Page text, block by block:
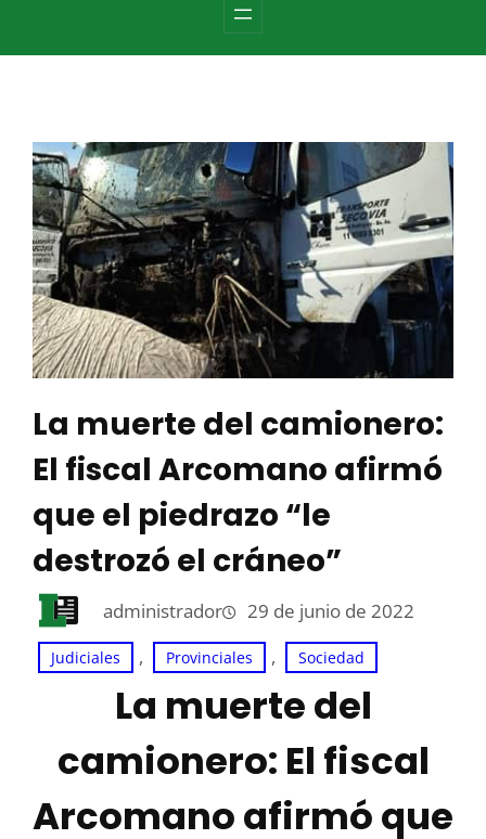
La muerte del camionero:
El fiscal Arcomano afirmó
que el piedrazo “le
destrozó el cráneo”
administrador 29 de junio de 2022
Judiciales , Provinciales , Sociedad
La muerte del
camionero: El fiscal
Arcomano afirmó que